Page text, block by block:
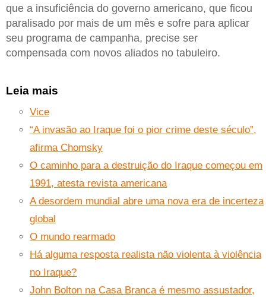
que a insuficiência do governo americano, que ficou
paralisado por mais de um mês e sofre para aplicar
seu programa de campanha, precise ser
compensada com novos aliados no tabuleiro.
Leia mais
Vice
“A invasão ao Iraque foi o pior crime deste século”,
afirma Chomsky
O caminho para a destruição do Iraque começou em
1991, atesta revista americana
A desordem mundial abre uma nova era de incerteza
global
O mundo rearmado
Há alguma resposta realista não violenta à violência
no Iraque?
John Bolton na Casa Branca é mesmo assustador,